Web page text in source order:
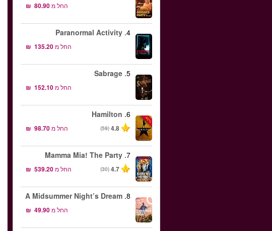
החל מ‏80.90 ‏ ₪
4.
Paranormal Activity
החל מ‏135.20 ‏ ₪
5.
Sabrage
החל מ‏152.10 ‏ ₪
-40%
6.
Hamilton
4.8
(59) החל מ‏98.70 ‏ ₪
7.
Mamma Mia! The Party
4.7
(30) החל מ‏539.20 ‏ ₪
8.
A Midsummer Night’s Dream
החל מ‏49.90 ‏ ₪